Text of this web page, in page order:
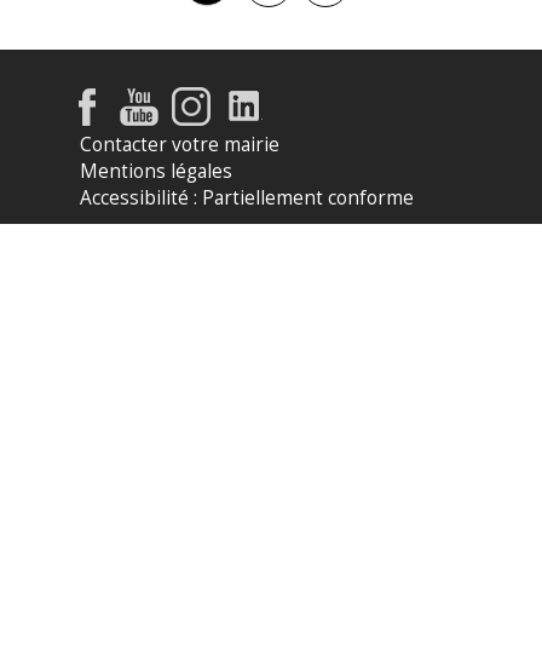
Contacter votre mairie
Mentions légales
Accessibilité : Partiellement conforme